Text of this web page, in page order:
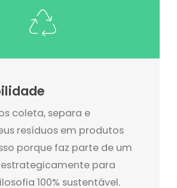
coleta, separa e
resíduos em produtos
porque faz parte de um
para
100% sustentável.